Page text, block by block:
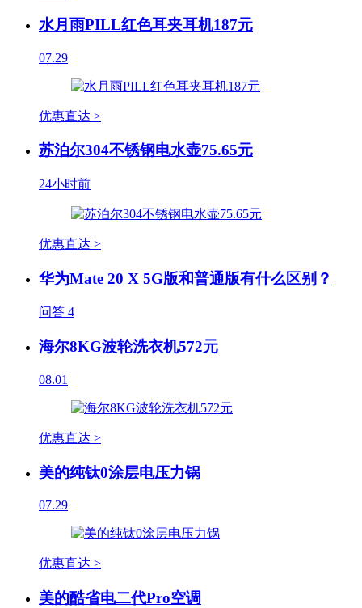
水月雨PILL红色耳夹耳机187元
07.29
优惠直达 >
苏泊尔304不锈钢电水壶75.65元
24小时前
优惠直达 >
华为Mate 20 X 5G版和普通版有什么区别？
问答 4
海尔8KG波轮洗衣机572元
08.01
优惠直达 >
美的纯钛0涂层电压力锅
07.29
优惠直达 >
美的酷省电二代Pro空调